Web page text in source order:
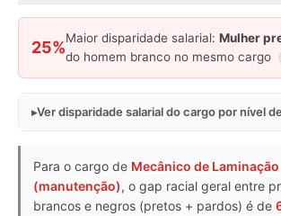
25%
Maior disparidade salarial: Mulher
do homem branco no mesmo cargo
Ver disparidade salarial do cargo por nível
Para o cargo de Mecânico de Laminação
(manutenção), o gap racial geral entre
brancos e negros (pretos + pardos) é de